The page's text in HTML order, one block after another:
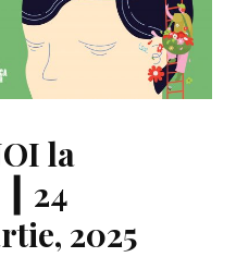
la
24
2025